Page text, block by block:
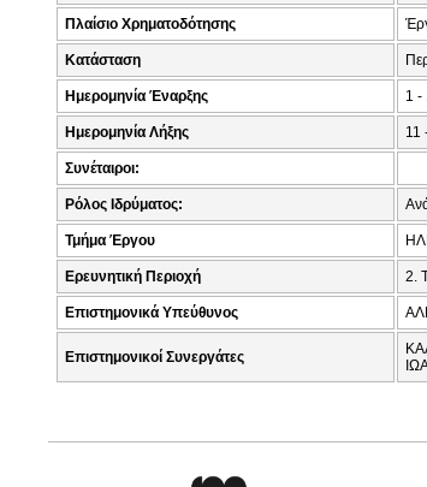
Πλαίσιο Χρηματοδότησης
Κατάσταση
Ημερομηνία Έναρξης 1 -
Ημερομηνία Λήξης 11
Συνέταιροι:
Ρόλος Ιδρύματος:
Τμήμα Έργου
Ερευνητική Περιοχή 2.
Επιστημονικά Υπεύθυνος
Επιστημονικοί Συνεργάτες